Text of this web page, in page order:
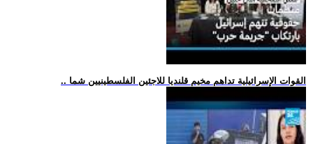
.. القوات الإسرائيلية تداهم مخيم قلنديا للاجئين الفلسطينيين شما